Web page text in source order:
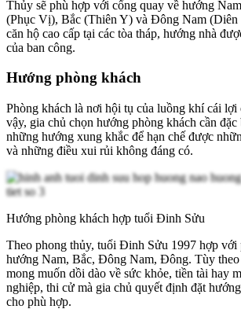
Thủy sẽ phù hợp với cổng quay về hướng
(Phục Vị), Bắc (Thiên Y) và Đông Nam
căn hộ cao cấp tại các tòa tháp, hướng nhà
của ban công.
Hướng phòng khách
Phòng khách là nơi hội tụ của luồng khí cái
vậy, gia chủ chọn hướng phòng khách cần đặc
những hướng xung khắc để hạn chế được
và những điều xui rủi không đáng có.
Hướng phòng khách hợp tuổi Đinh Sửu
Theo phong thủy, tuổi Đinh Sửu 1997 hợp với
hướng Nam, Bắc, Đông Nam, Đông. Tùy theo
mong muốn dồi dào về sức khỏe, tiền tài hay
nghiệp, thi cử mà gia chủ quyết định đặt
cho phù hợp.